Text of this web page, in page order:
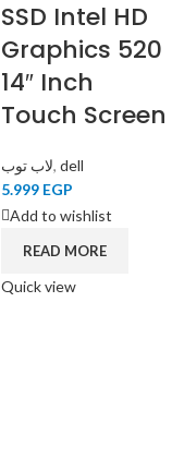
SSD Intel HD
Graphics 520
14″ Inch
Touch Screen
لاب توب, dell
5.999 EGP
Add to wishlist
READ MORE
Quick view